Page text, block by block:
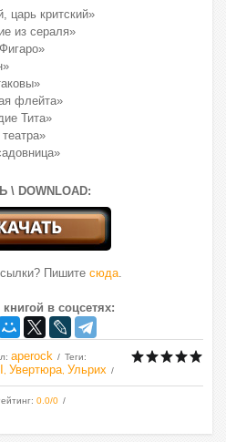
царь критский»
из сераля»
флейта»
Тита»
\ DOWNLOAD:
Пишите сюда.
в соцсетях:
: aperock Теги:
Увертюра Ульрих
: 0.0/0